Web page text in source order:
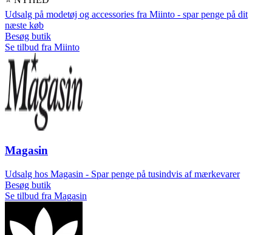
Udsalg på modetøj og accessories fra Miinto - spar penge på dit
næste køb
Besøg butik
Se tilbud fra Miinto
Magasin
Udsalg hos Magasin - Spar penge på tusindvis af mærkevarer
Besøg butik
Se tilbud fra Magasin